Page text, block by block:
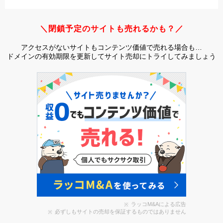
＼閉鎖予定のサイトも売れるかも？／
アクセスがないサイトもコンテンツ価値で売れる場合も…
ドメインの有効期限を更新してサイト売却にトライしてみましょう
ラッコM&Aによる広告
必ずしもサイトの売却を保証するものではありません